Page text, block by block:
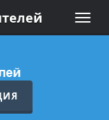
Toggle